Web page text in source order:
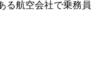
る航空会社で乗務員